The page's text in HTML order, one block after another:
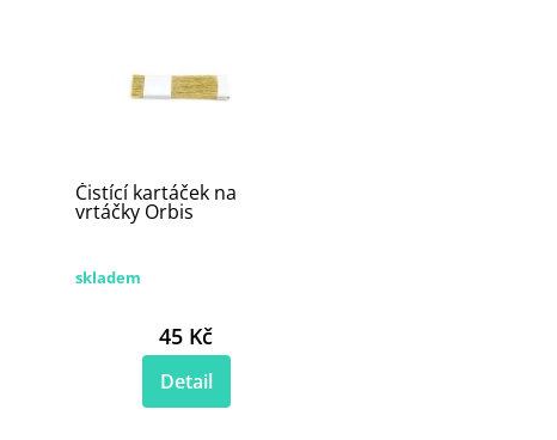
Čistící kartáček na
vrtáčky Orbis
skladem
45 Kč
Detail